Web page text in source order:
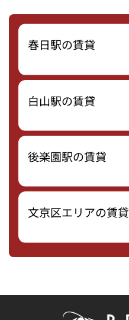
春日駅の賃貸
白山駅の賃貸
後楽園駅の賃貸
文京区エリアの賃貸